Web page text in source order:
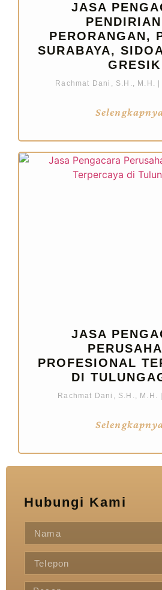
JASA
PERORANGAN,
SURABAYA,
GRESIK
Rachmat Dani, S.H., M.H.
JASA
PROFESIONAL
DI
Rachmat Dani, S.H., M.H.
Hubungi Kami